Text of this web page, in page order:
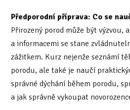
Předporodní příprava: Co se
Přirozený porod může být výzvou,
a informacemi se stane
zážitkem. Kurz nejenže seznámí
porodu, ale také je naučí
správné dýchání během porodu,
a jak správně vykoupat